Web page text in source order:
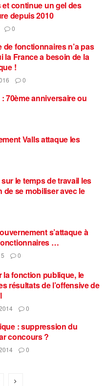
continue un gel des
depuis 2010
0
de fonctionnaires n’a pas
la France a besoin de la
!
0
70ème anniversaire ou
Valls attaque les
le temps de travail les
se mobiliser avec le
s’attaque à
…
0
la fonction publique, le
résultats de l’offensive de
0
: suppression du
concours ?
0